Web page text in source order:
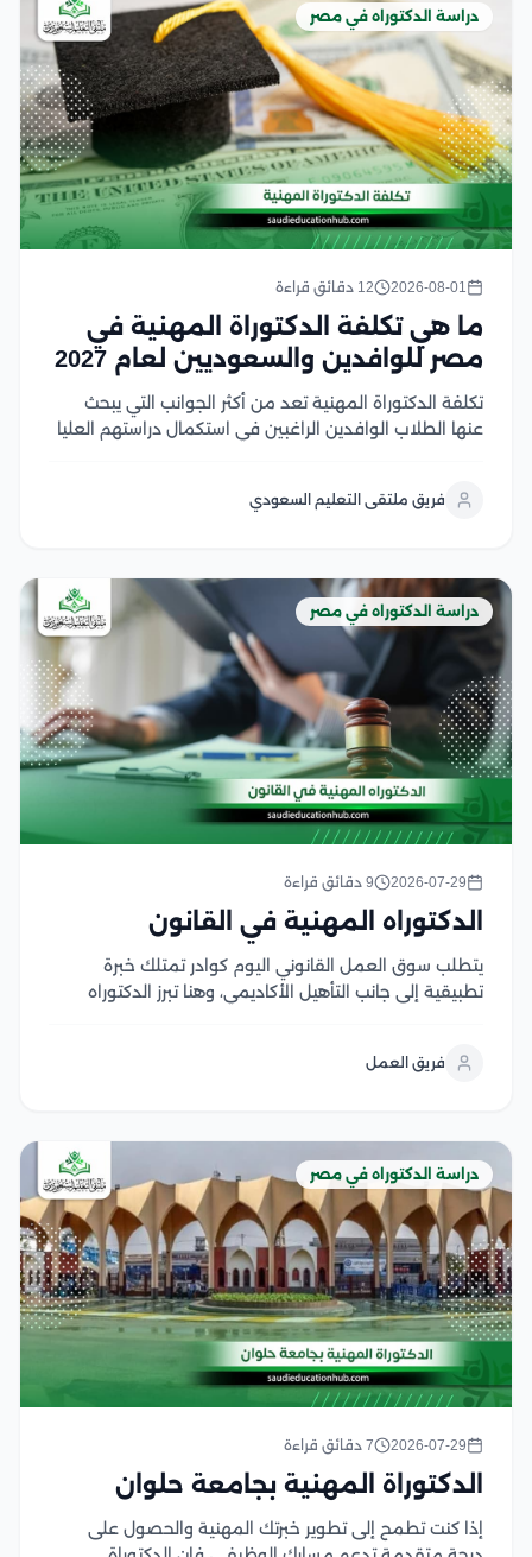
دراسة الدكتوراه في مصر
2026-08-01 12 دقائق قراءة
ما هي تكلفة الدكتوراة المهنية في
مصر للوافدين والسعوديين لعام 2027
تكلفة الدكتوراة المهنية تعد من أكثر الجوانب التي يبحث
عنها الطلاب الوافدين الراغبين في استكمال دراستهم العليا
عن هذا النوع من...
فريق ملتقى التعليم السعودي
دراسة الدكتوراه في مصر
2026-07-29 9 دقائق قراءة
الدكتوراه المهنية في القانون
يتطلب سوق العمل القانوني اليوم كوادر تمتلك خبرة
تطبيقية إلى جانب التأهيل الأكاديمي، وهنا تبرز الدكتوراه
وتولي المناصب القيادية في المؤسسات القانونية
فريق العمل
دراسة الدكتوراه في مصر
2026-07-29 7 دقائق قراءة
الدكتوراة المهنية بجامعة حلوان
إذا كنت تطمح إلى تطوير خبرتك المهنية والحصول على